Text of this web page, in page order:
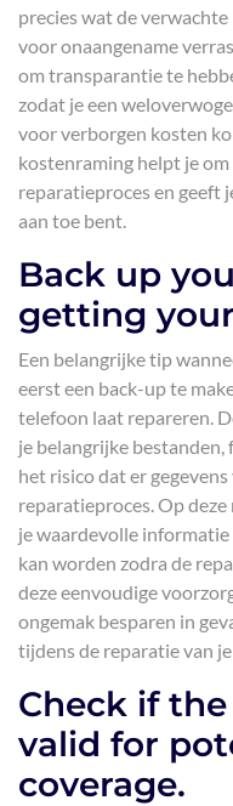
precies wat de
voor onaangename
om transparantie te
zodat je een
voor verborgen kosten
kostenraming helpt je
reparatieproces en geeft
aan toe bent.
Back up
getting
Een belangrijke tip
eerst een back-up te
telefoon laat repareren.
je belangrijke bestanden,
het risico dat er
reparatieproces. Op
je waardevolle
kan worden zodra de
deze eenvoudige
ongemak besparen in
tijdens de reparatie van
Check if
valid for
coverage.